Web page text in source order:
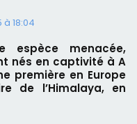
18:04
espèce menacée,
nés en captivité à A
première en Europe
de l’Himalaya, en